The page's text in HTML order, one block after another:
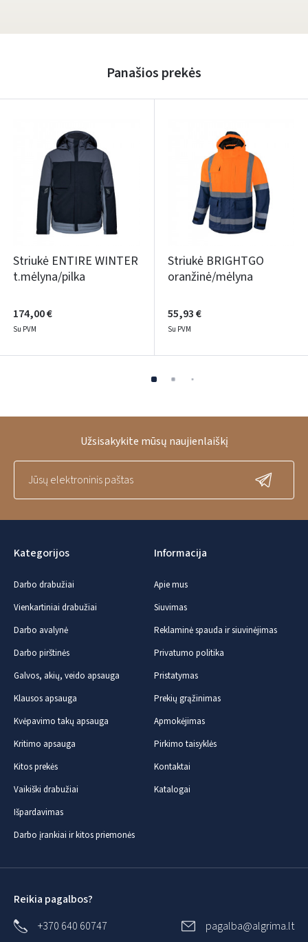
Panašios prekės
Striukė ENTIRE WINTER
t.mėlyna/pilka
174,00 €
Su PVM
Striukė BRIGHTGO
oranžinė/mėlyna
55,93 €
Su PVM
Kategorijos
Darbo drabužiai
Vienkartiniai drabužiai
Darbo avalynė
Darbo pirštinės
Galvos, akių, veido apsauga
Klausos apsauga
Kvėpavimo takų apsauga
Kritimo apsauga
Kitos prekės
Vaikiški drabužiai
Išpardavimas
Darbo įrankiai ir kitos priemonės
Informacija
Apie mus
Siuvimas
Reklaminė spauda ir siuvinėjimas
Privatumo politika
Pristatymas
Prekių grąžinimas
Apmokėjimas
Pirkimo taisyklės
Kontaktai
Katalogai
Užsisakykite mūsų naujienlaiškį
Reikia pagalbos?
+370 640 60747
pagalba@algrima.lt